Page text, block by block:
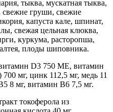
тыква, мускатная тыква,
свежие груши, свежие
капуста кале, шпинат,
свежая цельная клюква,
куркума, расторопша,
плоды шиповника.
D3 750 МЕ, витамин
мг, цинк 112,5 мг, медь 11
8 мг, витамин B6 7,5 мг.
токоферола из